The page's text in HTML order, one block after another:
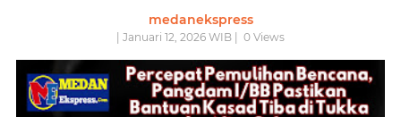
medanekspress
| Januari 12, 2026 WIB | 0 Views